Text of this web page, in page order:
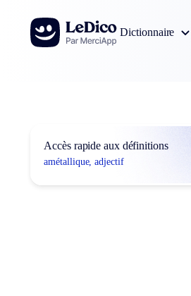
Aller au contenu
Dictionnaire
Accès rapide aux définitions
amétallique, adjectif